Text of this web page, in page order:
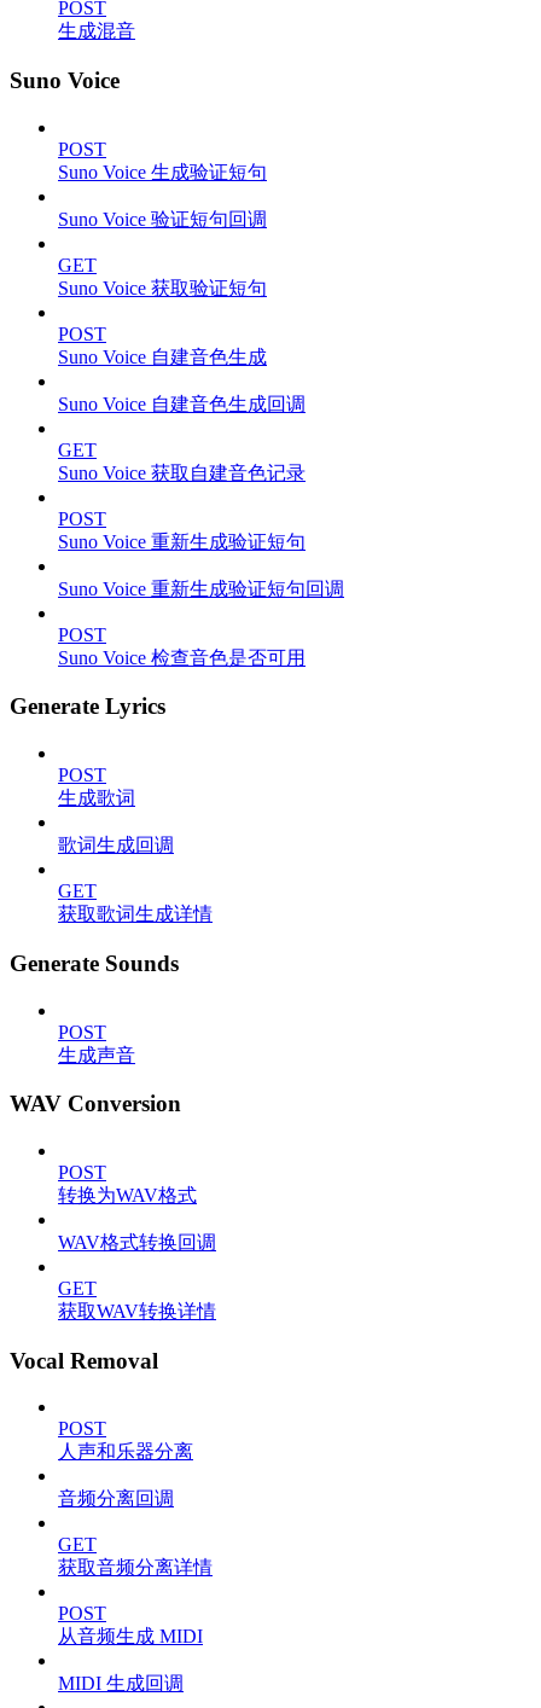
POST
生成混音
Suno Voice
POST
Suno Voice 生成验证短句
Suno Voice 验证短句回调
GET
Suno Voice 获取验证短句
POST
Suno Voice 自建音色生成
Suno Voice 自建音色生成回调
GET
Suno Voice 获取自建音色记录
POST
Suno Voice 重新生成验证短句
Suno Voice 重新生成验证短句回调
POST
Suno Voice 检查音色是否可用
Generate Lyrics
POST
生成歌词
歌词生成回调
GET
获取歌词生成详情
Generate Sounds
POST
生成声音
WAV Conversion
POST
转换为WAV格式
WAV格式转换回调
GET
获取WAV转换详情
Vocal Removal
POST
人声和乐器分离
音频分离回调
GET
获取音频分离详情
POST
从音频生成 MIDI
MIDI 生成回调